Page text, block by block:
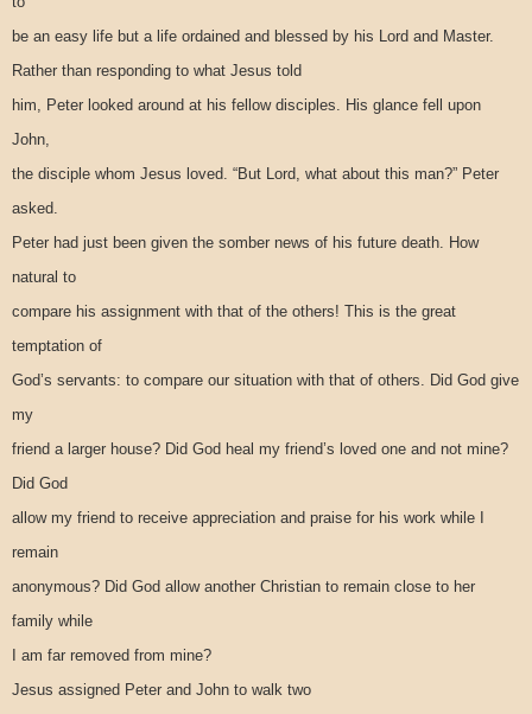
be an easy life but a life ordained and blessed by his Lord and Master.
Rather than responding to what Jesus told
him, Peter looked around at his fellow disciples. His glance fell upon
John,
the disciple whom Jesus loved. “But Lord, what about this man?” Peter
asked.
Peter had just been given the somber news of his future death. How
natural to
compare his assignment with that of the others! This is the great
temptation of
God’s servants: to compare our situation with that of others. Did God give
my
friend a larger house? Did God heal my friend’s loved one and not mine?
Did God
allow my friend to receive appreciation and praise for his work while I
remain
anonymous? Did God allow another Christian to remain close to her
family while
I am far removed from mine?
Jesus assigned Peter and John to walk two